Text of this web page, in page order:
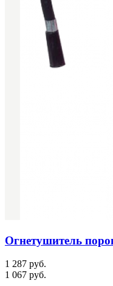
Огнетушитель
1 287 руб.
1 067 руб.